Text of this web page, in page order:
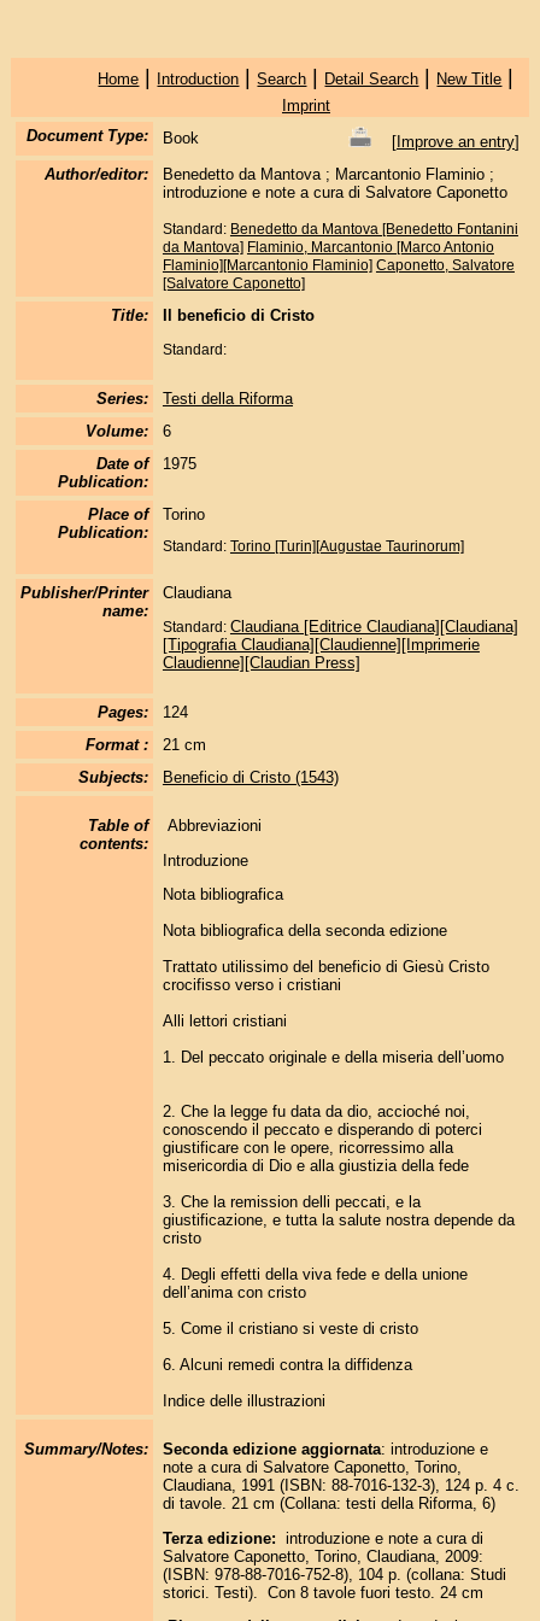
Home | Introduction |Search | Detail Search | New Title |
Imprint
Document Type:
Book [Improve an entry]
Author/editor:
Benedetto da Mantova ; Marcantonio Flaminio ;
introduzione e note a cura di Salvatore Caponetto
Standard: Benedetto da Mantova [Benedetto Fontanini
da Mantova] Flaminio, Marcantonio [Marco Antonio
Flaminio][Marcantonio Flaminio] Caponetto, Salvatore
[Salvatore Caponetto]
Title: Il beneficio di Cristo
Standard:
Series:
Testi della Riforma
Volume:
6
Date of
Publication:
1975
Place of
Publication:
Torino
Standard: Torino [Turin][Augustae Taurinorum]
Publisher/Printer
name:
Claudiana
Standard: Claudiana [Editrice Claudiana][Claudiana]
[Tipografia Claudiana][Claudienne][Imprimerie
Claudienne][Claudian Press]
Pages:
124
Format :
21 cm
Subjects:
Beneficio di Cristo (1543)
Table of
contents:
Abbreviazioni
Introduzione
Nota bibliografica
Nota bibliografica della seconda edizione
Trattato utilissimo del beneficio di Giesù Cristo
crocifisso verso i cristiani
Alli lettori cristiani
1. Del peccato originale e della miseria dell’uomo
2. Che la legge fu data da dio, accioché noi,
conoscendo il peccato e disperando di poterci
giustificare con le opere, ricorressimo alla
misericordia di Dio e alla giustizia della fede
3. Che la remission delli peccati, e la
giustificazione, e tutta la salute nostra depende da
cristo
4. Degli effetti della viva fede e della unione
dell’anima con cristo
5. Come il cristiano si veste di cristo
6. Alcuni remedi contra la diffidenza
Indice delle illustrazioni
Summary/Notes: Seconda edizione aggiornata: introduzione e
note a cura di Salvatore Caponetto, Torino,
Claudiana, 1991 (ISBN: 88-7016-132-3), 124 p. 4 c.
di tavole. 21 cm (Collana: testi della Riforma, 6)
Terza edizione: introduzione e note a cura di
Salvatore Caponetto, Torino, Claudiana, 2009:
(ISBN: 978-88-7016-752-8), 104 p. (collana: Studi
storici. Testi). Con 8 tavole fuori testo. 24 cm